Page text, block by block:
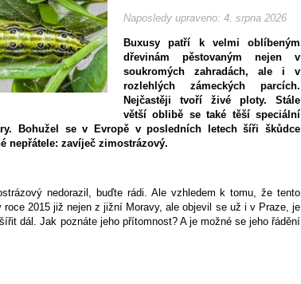
Naposledy upraveno: 4. srpna 2026
Buxusy patří k velmi oblíbeným
dřevinám pěstovaným nejen v
soukromých zahradách, ale i v
rozlehlých zámeckých parcích.
Nejčastěji tvoří živé ploty. Stále
větší oblibě se také těší speciální
Bohužel se v Evropě v posledních letech šíři škůdce
nepřátele: zavíječ zimostrázový.
nedorazil, buďte rádi. Ale vzhledem k tomu, že tento
2015 již nejen z jižní Moravy, ale objevil se už i v Praze, je
dál. Jak poznáte jeho přítomnost? A je možné se jeho řádění